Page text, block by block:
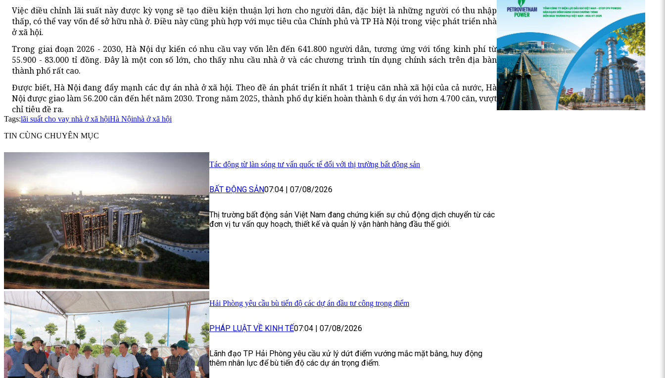
Việc điều chỉnh lãi suất này được kỳ vọng sẽ tạo điều kiện thuận lợi hơn cho người dân, đặc biệt là những người có thu nhập
thấp, có thể vay vốn để sở hữu nhà ở. Điều này cũng phù hợp với mục tiêu của Chính phủ và TP Hà Nội trong việc phát triển nhà
ở xã hội.
Trong giai đoạn 2026 - 2030, Hà Nội dự kiến có nhu cầu vay vốn lên đến 641.800 người dân, tương ứng với tổng kinh phí từ
55.900 - 83.000 tỉ đồng. Đây là một con số lớn, cho thấy nhu cầu nhà ở và các chương trình tín dụng chính sách trên địa bàn
thành phố rất cao.
Được biết, Hà Nội đang đẩy mạnh các dự án nhà ở xã hội. Theo đề án phát triển ít nhất 1 triệu căn nhà xã hội của cả nước, Hà
Nội được giao làm 56.200 căn đến hết năm 2030. Trong năm 2025, thành phố dự kiến hoàn thành 6 dự án với hơn 4.700 căn, vượt
chỉ tiêu đề ra.
Tags:lãi suất cho vay nhà ở xã hộiHà Nộinhà ở xã hội
TIN CÙNG CHUYÊN MỤC
Tác động từ làn sóng tư vấn quốc tế đối với thị trường bất động sản
BẤT ĐỘNG SẢN07:04 07/08/2026
Thị trường bất động sản Việt Nam đang chứng kiến sự chủ động dịch chuyển từ các
đơn vị tư vấn quy hoạch, thiết kế và quản lý vận hành hàng đầu thế giới.
Hải Phòng yêu cầu bù tiến độ các dự án đầu tư công trọng điểm
PHÁP LUẬT VỀ KINH TẾ07:04 | 07/08/2026
Lãnh đạo TP Hải Phòng yêu cầu xử lý dứt điểm vướng mắc mặt bằng, huy động
thêm nhân lực để bù tiến độ các dự án trọng điểm.